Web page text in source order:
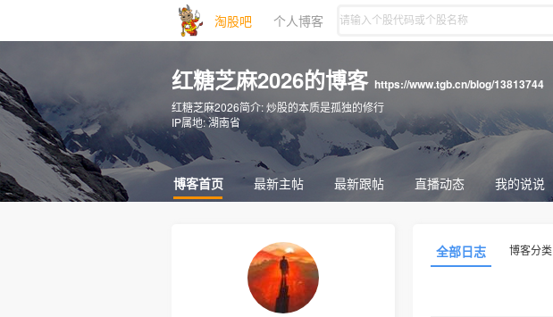
淘股吧 个人博客
红糖芝麻2026的博客 https://www.tgb.cn/blog/13813744
红糖芝麻2026简介:炒股的本质是孤独的修行
IP属地:湖南省
博客首页 最新主帖 最新跟帖 直播动态 我的说说
全部日志 博客分类